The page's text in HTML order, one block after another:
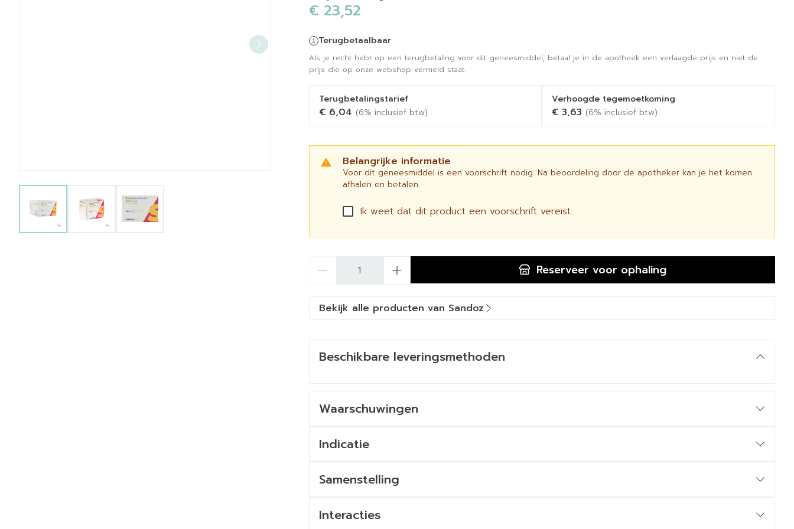
€ 23,52
Terugbetaalbaar
Als je recht hebt op een terugbetaling voor dit geneesmiddel, betaal je in de apotheek een verlaagde prijs en niet de
prijs die op onze webshop vermeld staat.
Terugbetalingstarief
€ 6,04 (6% inclusief btw)
Verhoogde tegemoetkoming
€ 3,63 (6% inclusief btw)
Belangrijke informatie
Voor dit geneesmiddel is een voorschrift nodig. Na beoordeling door de apotheker kan je het komen
afhalen en betalen.
Ik weet dat dit product een voorschrift vereist.
Reserveer voor ophaling
Bekijk alle producten van Sandoz
Beschikbare leveringsmethoden
Waarschuwingen
Indicatie
Aanvullende therapie bij volwassenen en kinderen > 6 j
Monotherapie bij volwassenen en adolescenten > 12 j
Samenstelling
Interacties